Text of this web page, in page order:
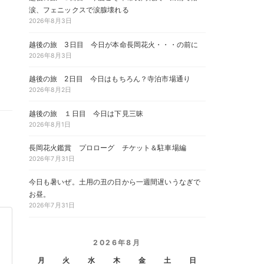
涙、フェニックスで涙腺壊れる
2026年8月3日
越後の旅 3日目 今日が本命長岡花火・・・の前に
2026年8月3日
越後の旅 2日目 今日はもちろん？寺泊市場通り
2026年8月2日
越後の旅 １日目 今日は下見三昧
2026年8月1日
長岡花火鑑賞 プロローグ チケット＆駐車場編
2026年7月31日
今日も暑いぜ。土用の丑の日から一週間遅いうなぎで
お昼。
2026年7月31日
2026年8月
月
火 水 木 金 土 日